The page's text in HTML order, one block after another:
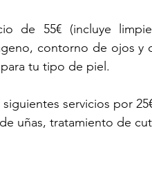
de 55€ (incluye
contorno de ojos y
tu tipo de piel.
servicios por
uñas, tratamiento de